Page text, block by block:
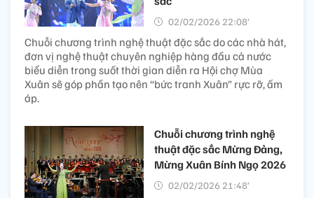
02/02/2026 22:08’
Chuỗi chương trình nghệ thuật đặc sắc do các nhà hát,
đơn vị nghệ thuật chuyên nghiệp hàng đầu cả nước
biểu diễn trong suốt thời gian diễn ra Hội chợ Mùa
Xuân sẽ góp phần tạo nên “bức tranh Xuân” rực rỡ, ấm
áp.
Chuỗi chương trình nghệ
thuật đặc sắc Mừng Đảng,
Mừng Xuân Bính Ngọ 2026
02/02/2026 21:48’